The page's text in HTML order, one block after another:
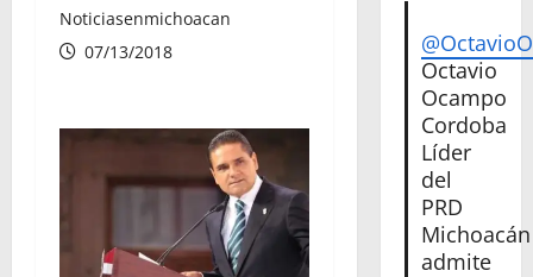
Noticiasenmichoacan
07/13/2018
Octavio
Ocampo
Cordoba
Líder
del
PRD
Michoacán
admite